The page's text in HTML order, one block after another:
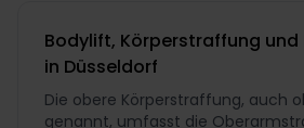
Bodylift, Körperstraffung
in Düsseldorf
Die obere Körperstraffung, auch
genannt, umfasst die